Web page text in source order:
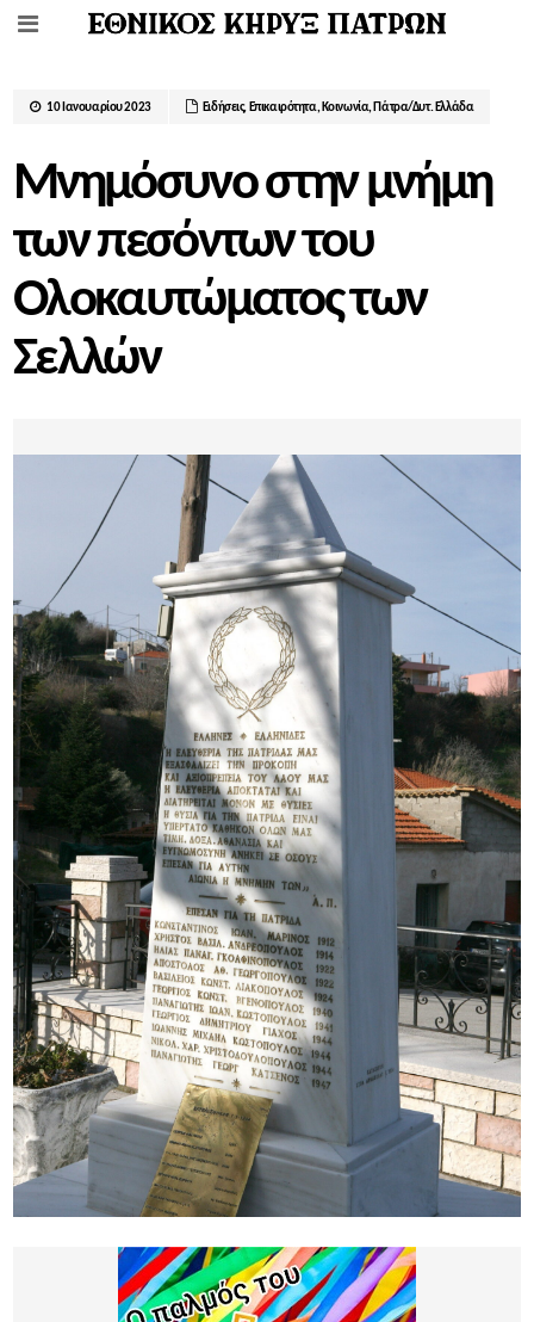
10 Ιανουαρίου 2023 Ειδήσεις, Επικαιρότητα, Κοινωνία, Πάτρα/Δυτ. Ελλάδα
Μνημόσυνο στην μνήμη
των πεσόντων του
Ολοκαυτώματος των
Σελλών